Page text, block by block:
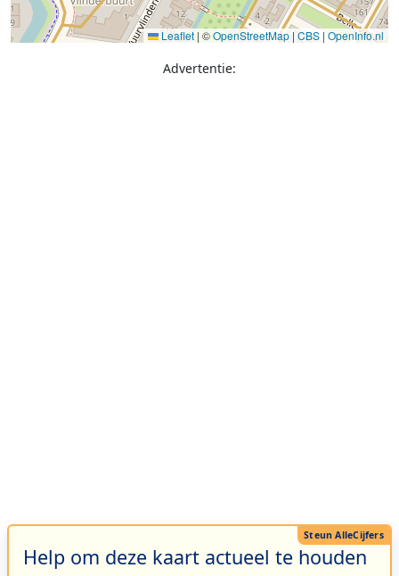
Leaflet | ©OpenStreetMap | CBS | OpenInfo.nl
Advertentie:
Help om deze kaart actueel te houden